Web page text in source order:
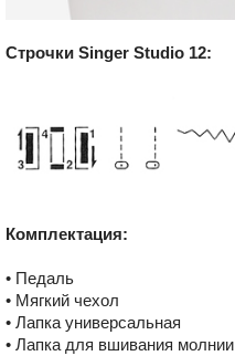
Строчки Singer Studio 12:
Комплектация:
• Педаль
• Мягкий чехол
• Лапка универсальная
• Лапка для вшивания молнии